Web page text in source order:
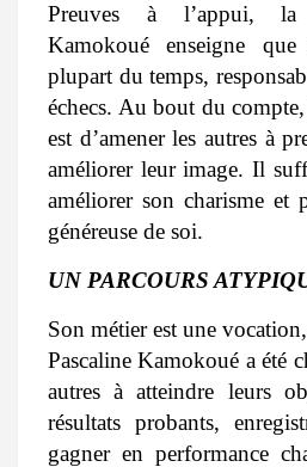
Preuves à l’appui, la
Kamokoué enseigne
plupart du temps,
échecs. Au bout du
est d’amener les autres à
améliorer leur image. Il
améliorer son charisme et
généreuse de soi.
UN PARCOURS
Son métier est une
Pascaline Kamokoué a été
autres à atteindre leurs
résultats probants,
gagner en performance